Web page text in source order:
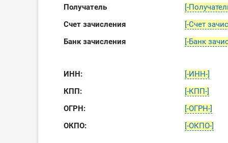
Получатель
[-
Счет зачисления
[-Счет
Банк зачисления
[-Банк
ИНН:
[-ИНН-]
КПП:
[-КПП-]
ОГРН:
[-ОГРН-]
ОКПО:
[-ОКПО-]